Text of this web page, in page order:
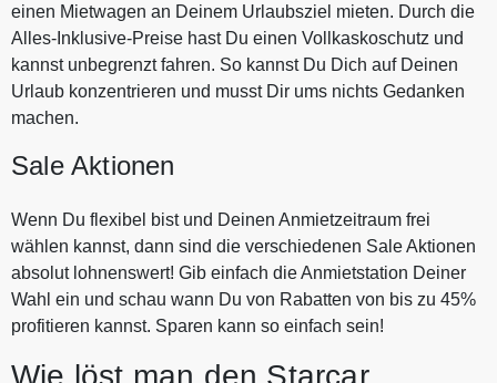
einen Mietwagen an Deinem Urlaubsziel mieten. Durch die
Alles-Inklusive-Preise hast Du einen Vollkaskoschutz und
kannst unbegrenzt fahren. So kannst Du Dich auf Deinen
Urlaub konzentrieren und musst Dir ums nichts Gedanken
machen.
Sale Aktionen
Wenn Du flexibel bist und Deinen Anmietzeitraum frei
wählen kannst, dann sind die verschiedenen Sale Aktionen
absolut lohnenswert! Gib einfach die Anmietstation Deiner
Wahl ein und schau wann Du von Rabatten von bis zu 45%
profitieren kannst. Sparen kann so einfach sein!
Wie löst man den Starcar